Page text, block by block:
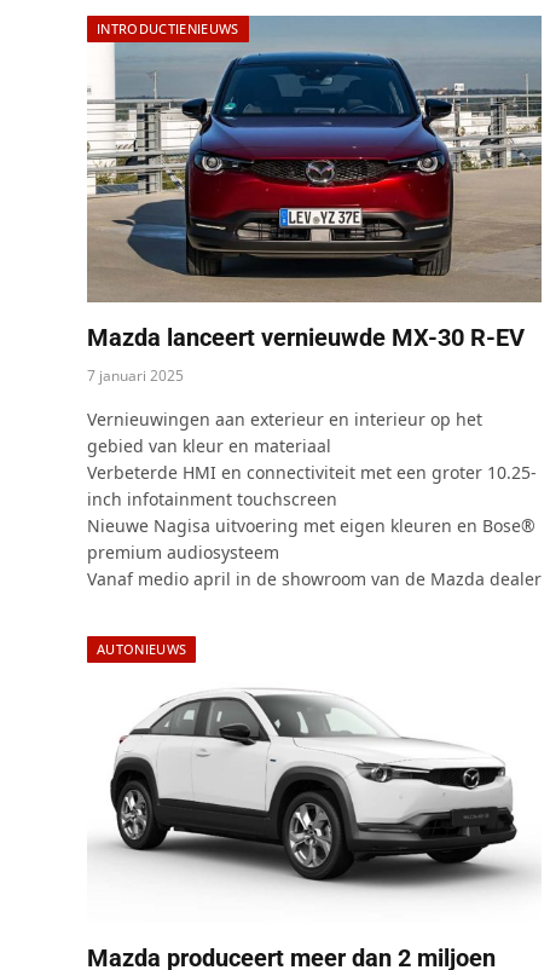
INTRODUCTIENIEUWS
Mazda lanceert vernieuwde MX-30 R-EV
7 januari 2025
Vernieuwingen aan exterieur en interieur op het
gebied van kleur en materiaal
Verbeterde HMI en connectiviteit met een groter 10.25-
inch infotainment touchscreen
Nieuwe Nagisa uitvoering met eigen kleuren en Bose®
premium audiosysteem
Vanaf medio april in de showroom van de Mazda dealer
AUTONIEUWS
Mazda produceert meer dan 2 miljoen